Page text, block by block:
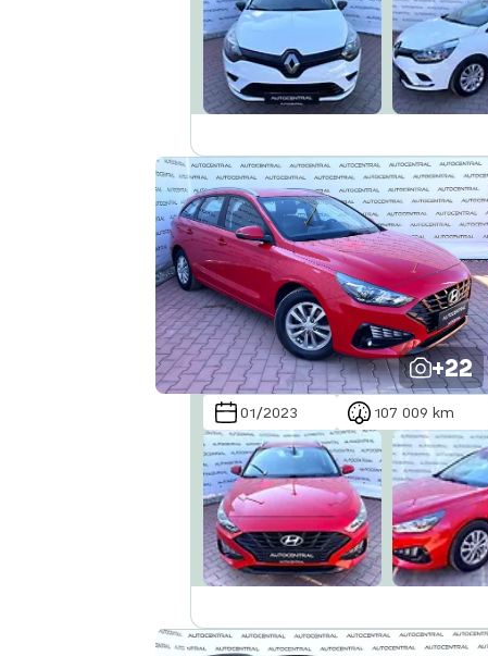
+22
01/2023 107 009 km